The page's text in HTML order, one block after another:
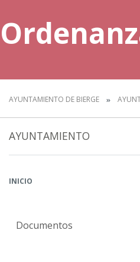
AYUNTAMIENTO DE BIERGE
AYUNTAMIENTO
INICIO
Documentos